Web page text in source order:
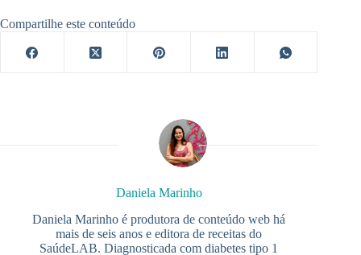
Compartilhe este conteúdo
Daniela Marinho
Daniela Marinho é produtora de conteúdo web há
mais de seis anos e editora de receitas do
SaúdeLAB. Diagnosticada com diabetes tipo 1